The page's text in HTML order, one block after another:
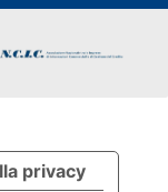
privacy